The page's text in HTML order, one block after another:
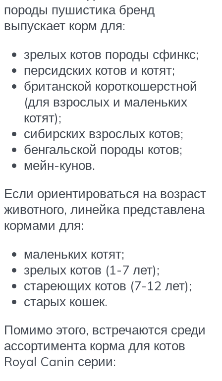
породы пушистика бренд
выпускает корм для:
зрелых котов породы сфинкс;
персидских котов и котят;
британской короткошерстной
(для взрослых и маленьких
котят);
сибирских взрослых котов;
бенгальской породы котов;
мейн-кунов.
Если ориентироваться на возраст
животного, линейка представлена
кормами для:
маленьких котят;
зрелых котов (1-7 лет);
стареющих котов (7-12 лет);
старых кошек.
Помимо этого, встречаются среди
ассортимента корма для котов
Royal Canin серии: